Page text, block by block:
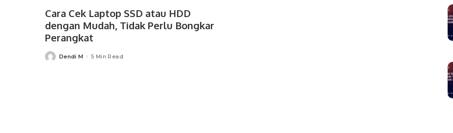
Cara Cek Laptop SSD atau HDD
dengan Mudah, Tidak Perlu Bongkar
Perangkat
PostedDendi M 5 Min Read